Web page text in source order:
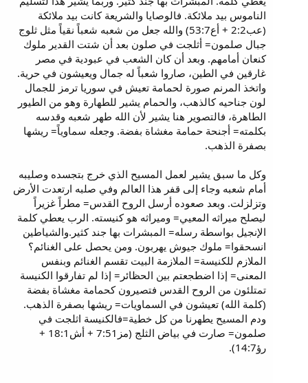
الناموس بيد ملائكة. فالوصايا والشريعة كانت بيد ملائكة
(عب2:2 + أع53:7) والله جعل من شعبه شعباً نقياً مثل ثلوج
جبال صلمون= أثلجت في صلون بعد أن شتت القدير ملوك
كنعان أمامهم. وبعد أن كان الشعب في عبودية في مصر
غارقين في الطين، صاروا شعباً له جمال ويعيشون في حرية.
واتخذ المرنم صورة لحمامة تعيش في سوريا ترمز للجمال
لون جناحيه كالذهب، والحمام يشير للطهارة وهو من الطيور
الطاهرة، فالتصوير هنا يشير لأن الله طهر شعبه وقدسه
بكلمته= أجنحة حمامة مغشاة بفضة. وجعله سماوياً= ريشها
بصفرة الذهب.
وكل ما سبق يشير لعمل المسيح الذي خرج بتجسده وصليبه
أمام شعبه وجاء إلى قفر هذا العالم وفي صلبه ارتعدت الأرض
وتزلزلت. وبعد صعوده أرسل الروح القدس= مطراً غزيراً
ليصلح ميراثه المعيي= وميراثه هو كنيسته. الرب يعطي كلمة
الإنجيل بواسطة رسله= المبشرات بها جند كثير.والشياطين
انسحقوا= ملوك جيوش يهربون. ومن يحصل على الغنائم؟
الملازم للكنيسة= الملازمة البيت تقسم الغنائم وبنفس
المعنى= إذا اضطجعتم بين الحظائر= إذا لم تفارقوا الكنيسة
تمتلئون من الروح القدس فتصيرون كحمامة مغشاة بفضة
(كلمة الله) تعيشون في السماويات= ريشها بصفرة الذهب.
ودم المسيح يطهرنا من كل خطية=فالكنيسة اثلجت في
صلمون= صارت في بياض الثلج (مز7:51 + أش18:1 +
رؤ14:7).